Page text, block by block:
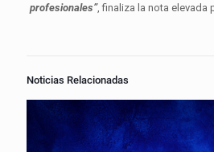
profesionales”, finaliza la nota elevada
Noticias Relacionadas